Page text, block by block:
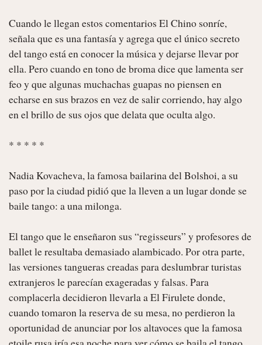
Cuando le llegan estos comentarios El Chino sonríe,
señala que es una fantasía y agrega que el único secreto
del tango está en conocer la música y dejarse llevar por
ella. Pero cuando en tono de broma dice que lamenta ser
feo y que algunas muchachas guapas no piensen en
echarse en sus brazos en vez de salir corriendo, hay algo
en el brillo de sus ojos que delata que oculta algo.
* * * * *
Nadia Kovacheva, la famosa bailarina del Bolshoi, a su
paso por la ciudad pidió que la lleven a un lugar donde se
baile tango: a una milonga.
El tango que le enseñaron sus “regisseurs” y profesores de
ballet le resultaba demasiado alambicado. Por otra parte,
las versiones tangueras creadas para deslumbrar turistas
extranjeros le parecían exageradas y falsas. Para
complacerla decidieron llevarla a El Firulete donde,
cuando tomaron la reserva de su mesa, no perdieron la
oportunidad de anunciar por los altavoces que la famosa